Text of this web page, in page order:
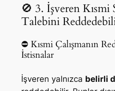
🚫 3. İşveren Kısmi
Talebini
⛔ Kısmi Çalışmanın
İstisnalar
İşveren yalnızca belirli